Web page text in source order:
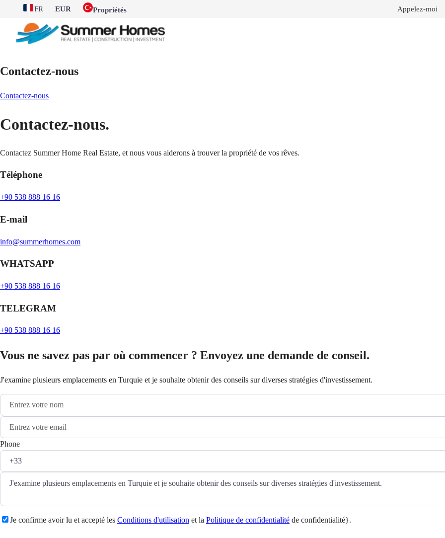
FR EUR Propriétés Appelez-moi
Contactez-nous
Contactez-nous
Contactez-nous.
Contactez Summer Home Real Estate, et nous vous aiderons à trouver la propriété de vos rêves.
Téléphone
+90 538 888 16 16
E-mail
info@summerhomes.com
WHATSAPP
+90 538 888 16 16
TELEGRAM
+90 538 888 16 16
Vous ne savez pas par où commencer ? Envoyez une demande de conseil.
J'examine plusieurs emplacements en Turquie et je souhaite obtenir des conseils sur diverses stratégies d'investissement.
Phone
Je confirme avoir lu et accepté les Conditions d'utilisation et la Politique de confidentialité de confidentialité}.